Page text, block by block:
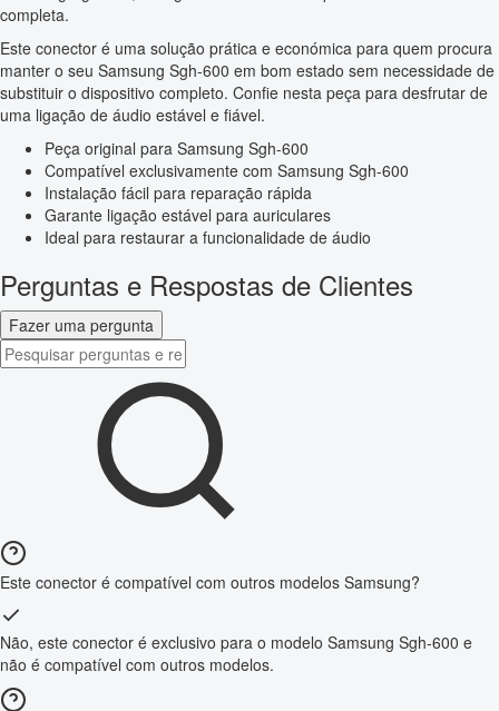
completa.
Este conector é uma solução prática e económica para quem procura
manter o seu Samsung Sgh-600 em bom estado sem necessidade de
substituir o dispositivo completo. Confie nesta peça para desfrutar de
uma ligação de áudio estável e fiável.
Peça original para Samsung Sgh-600
Compatível exclusivamente com Samsung Sgh-600
Instalação fácil para reparação rápida
Garante ligação estável para auriculares
Ideal para restaurar a funcionalidade de áudio
Perguntas e Respostas de Clientes
Fazer uma pergunta
Este conector é compatível com outros modelos Samsung?
Não, este conector é exclusivo para o modelo Samsung Sgh-600 e
não é compatível com outros modelos.